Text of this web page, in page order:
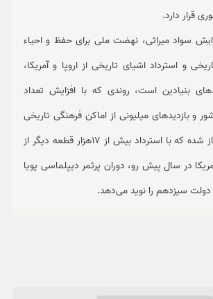
قرار دارد.
سواد میراثی، نهضت ملی برای حفظ و احیاء
و استرداد اشیای تاریخی از اروپا و آمریکا،
بنیادین است، روندی که با افزایش تعداد
و بازدیدهای میلیونی از اماکن فرهنگی تاریخی
در 2 نوروز پیاپی آغاز شده که با استرداد بیش از 17هزار قطعه دیگر از
در سال پیش رو، دوران پرثمر دیپلماسی پویا
سیزدهم را نوید می‌دهد.